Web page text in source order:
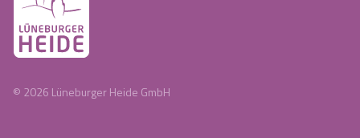
© 2026 Lüneburger Heide GmbH